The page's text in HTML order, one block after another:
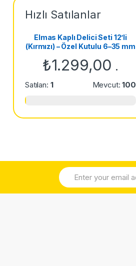
Hızlı Satılanlar
Elmas Kaplı Delici Seti 12’li
(Kırmızı) – Özel Kutulu 6–35 mm
Delme Uçları
₺1.299,00 .
Satılan: 1 Mevcut:100